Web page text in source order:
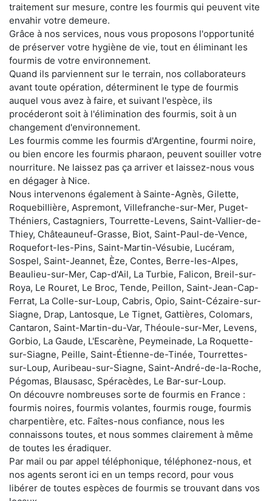
traitement sur mesure, contre les fourmis qui peuvent vite
envahir votre demeure.
Grâce à nos services, nous vous proposons l'opportunité
de préserver votre hygiène de vie, tout en éliminant les
fourmis de votre environnement.
Quand ils parviennent sur le terrain, nos collaborateurs
avant toute opération, déterminent le type de fourmis
auquel vous avez à faire, et suivant l'espèce, ils
procéderont soit à l'élimination des fourmis, soit à un
changement d'environnement.
Les fourmis comme les fourmis d'Argentine, fourmi noire,
ou bien encore les fourmis pharaon, peuvent souiller votre
nourriture. Ne laissez pas ça arriver et laissez-nous vous
en dégager à Nice.
Nous intervenons également à Sainte-Agnès, Gilette,
Roquebillière, Aspremont, Villefranche-sur-Mer, Puget-
Théniers, Castagniers, Tourrette-Levens, Saint-Vallier-de-
Thiey, Châteauneuf-Grasse, Biot, Saint-Paul-de-Vence,
Roquefort-les-Pins, Saint-Martin-Vésubie, Lucéram,
Sospel, Saint-Jeannet, Èze, Contes, Berre-les-Alpes,
Beaulieu-sur-Mer, Cap-d'Ail, La Turbie, Falicon, Breil-sur-
Roya, Le Rouret, Le Broc, Tende, Peillon, Saint-Jean-Cap-
Ferrat, La Colle-sur-Loup, Cabris, Opio, Saint-Cézaire-sur-
Siagne, Drap, Lantosque, Le Tignet, Gattières, Colomars,
Cantaron, Saint-Martin-du-Var, Théoule-sur-Mer, Levens,
Gorbio, La Gaude, L'Escarène, Peymeinade, La Roquette-
sur-Siagne, Peille, Saint-Étienne-de-Tinée, Tourrettes-
sur-Loup, Auribeau-sur-Siagne, Saint-André-de-la-Roche,
Pégomas, Blausasc, Spéracèdes, Le Bar-sur-Loup.
On découvre nombreuses sorte de fourmis en France :
fourmis noires, fourmis volantes, fourmis rouge, fourmis
charpentière, etc. Faîtes-nous confiance, nous les
connaissons toutes, et nous sommes clairement à même
de toutes les éradiquer.
Par mail ou par appel téléphonique, téléphonez-nous, et
nos agents seront ici en un temps record, pour vous
libérer de toutes espèces de fourmis se trouvant dans vos